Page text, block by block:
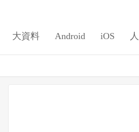
大資料 Android iOS